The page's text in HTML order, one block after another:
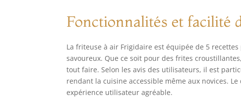
Fonctionnalités et facilité
La friteuse à air Frigidaire est équipée de 5
savoureux. Que ce soit pour des frites
tout faire. Selon les avis des utilisateurs, il est
rendant la cuisine accessible même aux novices.
expérience utilisateur agréable.